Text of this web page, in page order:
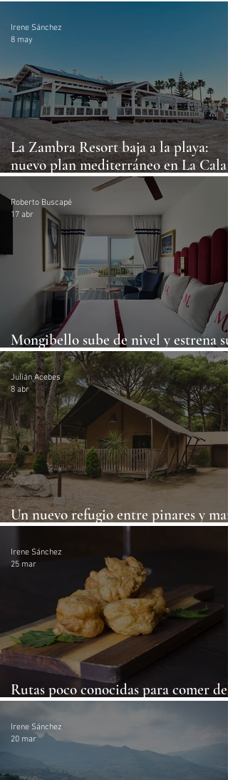
La Zambra Resort baja a la playa:
nuevo plan mediterráneo en La Cala
Irene Sánchez
8 may
Mongibello sube de nivel y estrena su
nueva etapa 5 estrellas
Roberto Buscapé
17 abr
Un nuevo refugio entre pinares y mar:
así es wecamp L’Escala Punta Milà
Julián Acebes
8 abr
Rutas poco conocidas para comer de
lujo esta Semana Santa
Irene Sánchez
25 mar
Irene Sánchez
20 mar